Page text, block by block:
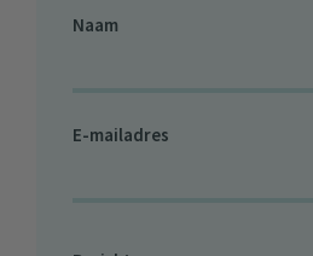
Naam
E-mailadres